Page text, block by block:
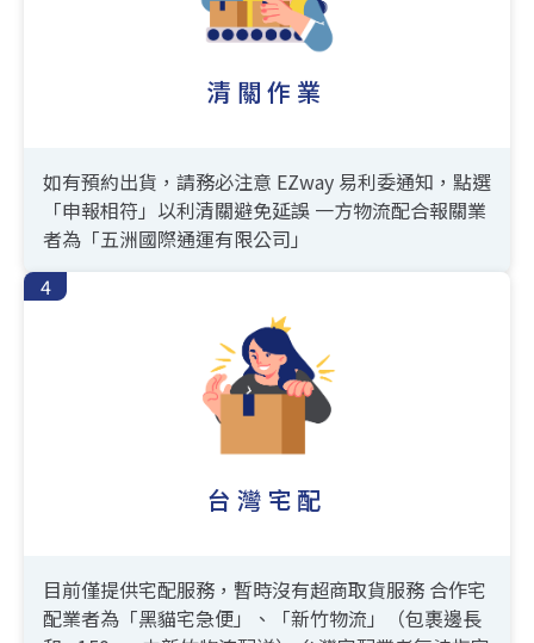
清關作業
如有預約出貨，請務必注意 EZway 易利委通知，點選
「申報相符」以利清關避免延誤 一方物流配合報關業
者為「五洲國際通運有限公司」
台灣宅配
目前僅提供宅配服務，暫時沒有超商取貨服務 合作宅
配業者為「黑貓宅急便」、「新竹物流」（包裹邊長